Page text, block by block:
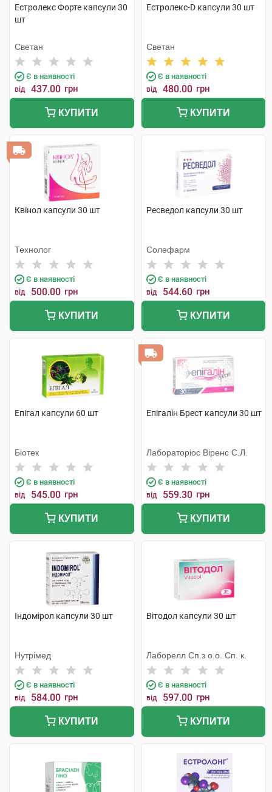
Естролекс Форте капсули 30
шт
Светан
Є в наявності
від 437.00 грн
КУПИТИ
Естролекс-D капсули 30 шт
Светан
Є в наявності
від 480.00 грн
КУПИТИ
Квінол капсули 30 шт
Технолог
Є в наявності
від 500.00 грн
КУПИТИ
Ресведол капсули 30 шт
Солефарм
Є в наявності
від 544.60 грн
КУПИТИ
Епігал капсули 60 шт
Біотек
Є в наявності
від 545.00 грн
КУПИТИ
Епігалін Брест капсули 30 шт
Лабораторіос Віренс С.Л.
Є в наявності
від 559.30 грн
КУПИТИ
Індомірол капсули 30 шт
Нутрімед
Є в наявності
від 584.00 грн
КУПИТИ
Вітодол капсули 30 шт
Лаборелл Сп.з о.о. Сп. к.
Є в наявності
від 597.00 грн
КУПИТИ